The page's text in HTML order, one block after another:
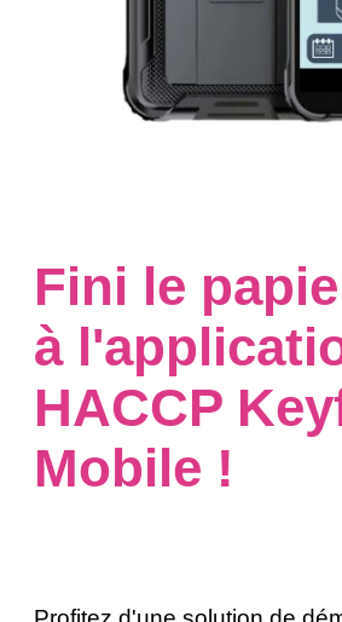
Fini le
à
HACCP
Mobile !